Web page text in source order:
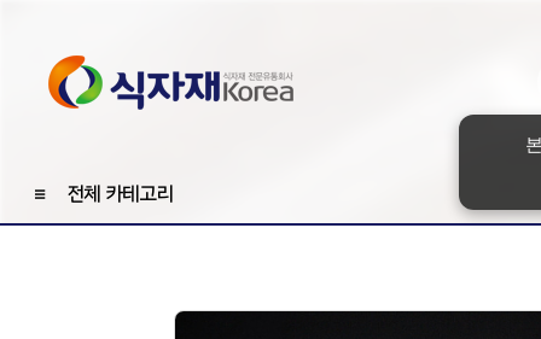
≡ 전체 카테고리